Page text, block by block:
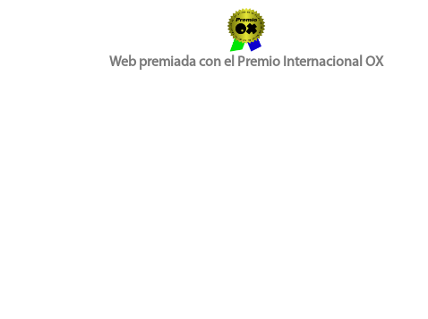
Web premiada con el Premio Internacional OX